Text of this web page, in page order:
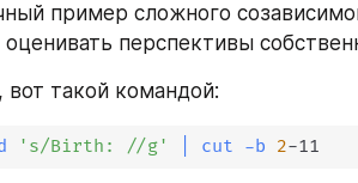
пример сложного
перспективы
вот такой командой:
's/Birth: //g' cut -b 2-11